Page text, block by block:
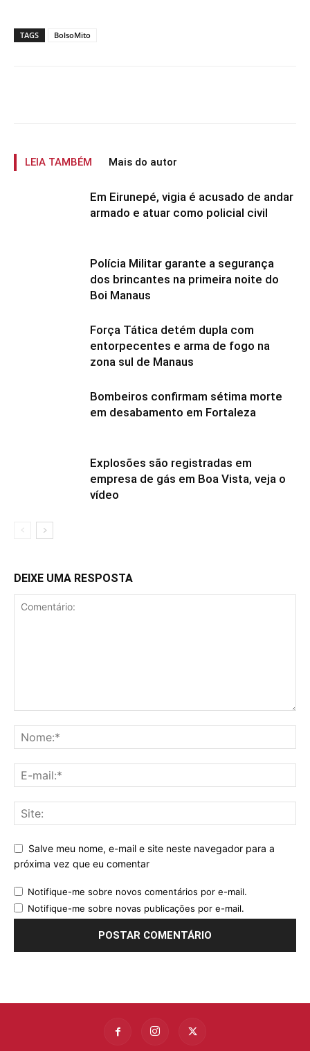
TAGS BolsoMito
LEIA TAMBÉM Mais do autor
Em Eirunepé, vigia é acusado de andar
armado e atuar como policial civil
Polícia Militar garante a segurança
dos brincantes na primeira noite do
Boi Manaus
Força Tática detém dupla com
entorpecentes e arma de fogo na
zona sul de Manaus
Bombeiros confirmam sétima morte
em desabamento em Fortaleza
Explosões são registradas em
empresa de gás em Boa Vista, veja o
vídeo
DEIXE UMA RESPOSTA
Salve meu nome, e-mail e site neste navegador para a
próxima vez que eu comentar
Notifique-me sobre novos comentários por e-mail.
Notifique-me sobre novas publicações por e-mail.